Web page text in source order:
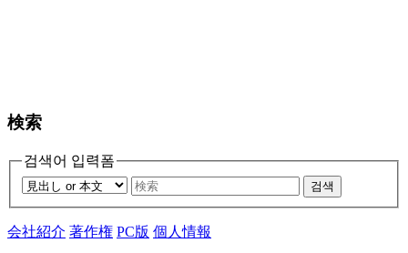
検索
검색어 입력폼
검색
会社紹介 著作権 PC版 個人情報